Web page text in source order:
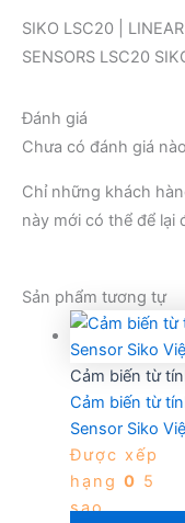
SIKO LSC20 |
SENSORS LSC20
Đánh giá
Chưa có đánh giá
Chỉ những khách
này mới có thể để lại
Sản phẩm tương tự
Cảm biến từ
Cảm biến từ
Sensor Siko
Được xếp
hạng 0 5
sao